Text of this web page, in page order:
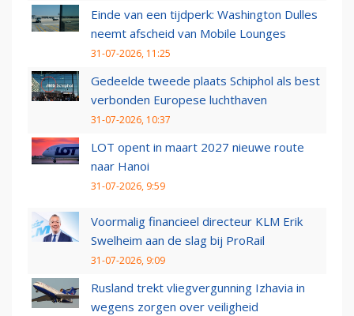
Einde van een tijdperk: Washington Dulles
neemt afscheid van Mobile Lounges
31-07-2026, 11:25
Gedeelde tweede plaats Schiphol als best
verbonden Europese luchthaven
31-07-2026, 10:37
LOT opent in maart 2027 nieuwe route
naar Hanoi
31-07-2026, 9:59
Voormalig financieel directeur KLM Erik
Swelheim aan de slag bij ProRail
31-07-2026, 9:09
Rusland trekt vliegvergunning Izhavia in
wegens zorgen over veiligheid